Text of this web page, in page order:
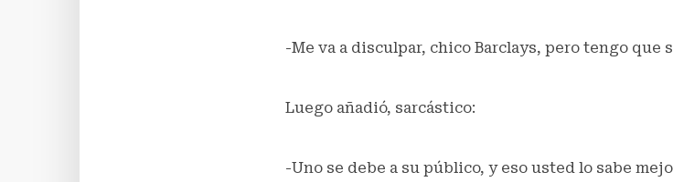
-Me va a disculpar, chico Barclays, pero tengo que
Luego añadió, sarcástico:
-Uno se debe a su público, y eso usted lo sabe